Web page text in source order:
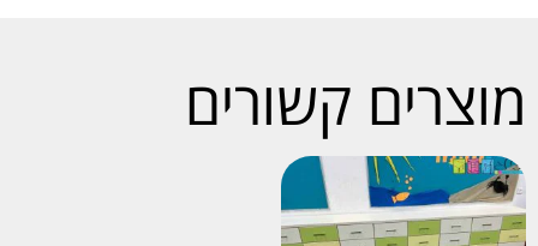
מוצרים קשורים